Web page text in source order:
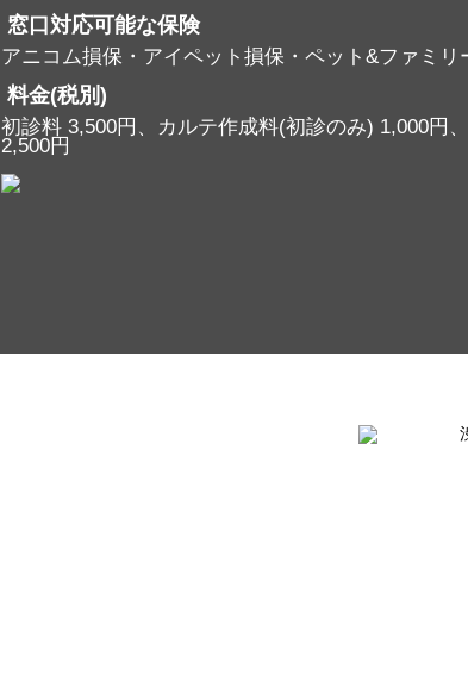
窓口対応可能な保険
アニコム損保・アイペット損保・ペット&ファミリ
料金(税別)
初診料 3,500円、カルテ作成料(初診のみ) 1,000円
2,500円